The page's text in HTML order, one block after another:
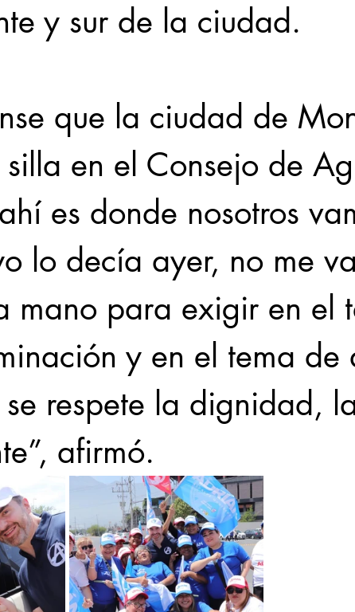
y sur de la ciudad.
que la ciudad de
silla en el Consejo de
es donde nosotros
lo decía ayer, no me
mano para exigir en el
y en el tema
respete la dignidad,
afirmó.